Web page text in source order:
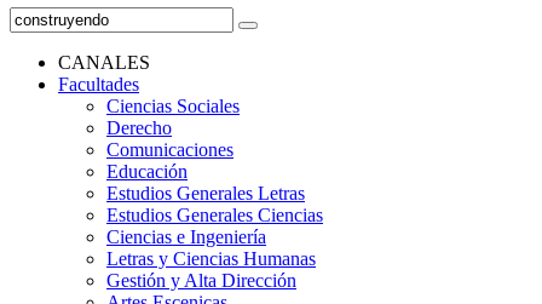
CANALES
Facultades
Ciencias Sociales
Derecho
Comunicaciones
Educación
Estudios Generales Letras
Estudios Generales Ciencias
Ciencias e Ingeniería
Letras y Ciencias Humanas
Gestión y Alta Dirección